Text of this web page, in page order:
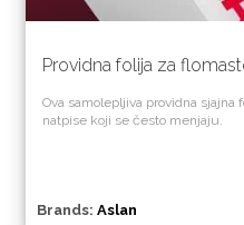
Providna folija za
Ova samolepljiva providna sjajna
natpise koji se često menjaju.
Brands: Aslan